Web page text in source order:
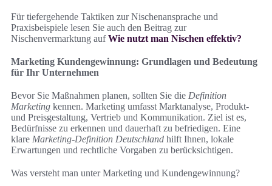
Für tiefergehende Taktiken zur Nischenansprache und
Praxisbeispiele lesen Sie auch den Beitrag zur
Nischenvermarktung aufWie nutzt man Nischen effektiv?
Marketing Kundengewinnung: Grundlagen und Bedeutung
für Ihr Unternehmen
Bevor Sie Maßnahmen planen, sollten Sie die Definition
Marketing kennen. Marketing umfasst Marktanalyse, Produkt-
und Preisgestaltung, Vertrieb und Kommunikation. Ziel ist es,
Bedürfnisse zu erkennen und dauerhaft zu befriedigen. Eine
klare Marketing-Definition Deutschland hilft Ihnen, lokale
Erwartungen und rechtliche Vorgaben zu berücksichtigen.
Was versteht man unter Marketing und Kundengewinnung?